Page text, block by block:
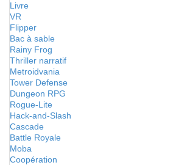
Livre
VR
Flipper
Bac à sable
Rainy Frog
Thriller narratif
Metroidvania
Tower Defense
Dungeon RPG
Rogue-Lite
Hack-and-Slash
Cascade
Battle Royale
Moba
Coopération